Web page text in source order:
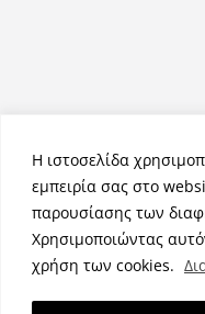
Η ιστοσελίδα
εμπειρία σας στο
παρουσίασης των
Χρησιμοποιώντας
χρήση των cookies.
Πνευματικά
Θέμα:ColorMagαπό